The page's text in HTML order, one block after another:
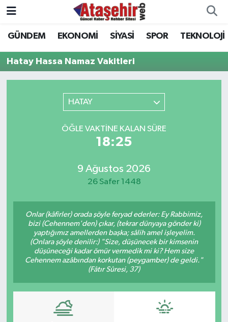
GÜNDEM EKONOMİ SİYASİ SPOR TEKNOLOJİ
Hatay Hassa Namaz Vakitleri
HATAY
ÖĞLE VAKTINE KALAN SÜRE
18:25
9 Ağustos 2026
26 Safer 1448
Onlar (kâfirler) orada şöyle feryad ederler: Ey Rabbimiz,
bizi (Cehennem'den) çıkar, (tekrar dünyaya gönder ki)
yaptığımız amellerden başka; sâlih amel işleyelim.
(Onlara şöyle denilir:) "Size, düşünecek bir kimsenin
düşüneceği kadar ömür vermedik mi ki? Hem size
Cehennem azâbından korkutan (peygamber) de geldi."
(Fâtır Sûresi, 37)
Hava Durumu
Trafik Durumu
Son Dakika Haberleri